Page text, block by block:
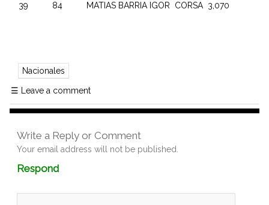
39 84 MATIAS BARRIA IGOR CORSA 3,070
Nacionales
☰ Leave a comment
Write a Reply or Comment
Your email address will not be published.
RespondComment
box